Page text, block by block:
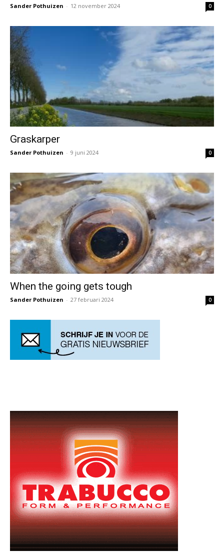
Sander Pothuizen - 12 november 2024 0
Graskarper
Sander Pothuizen - 9 juni 2024 0
When the going gets tough
Sander Pothuizen - 27 februari 2024 0